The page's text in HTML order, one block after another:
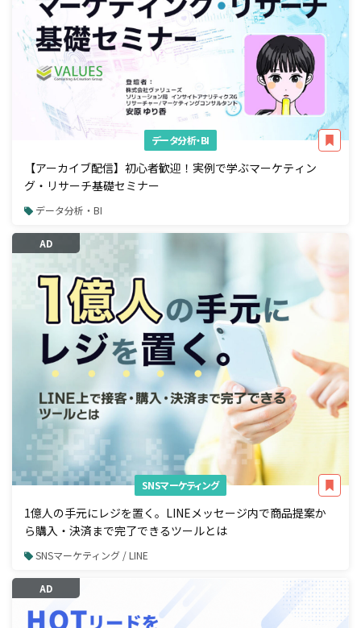
データ分析・BI
【アーカイブ配信】初心者歓迎！実例で学ぶマーケティン
グ・リサーチ基礎セミナー
データ分析・BI
AD
SNSマーケティング
1億人の手元にレジを置く。LINEメッセージ内で商品提案か
ら購入・決済まで完了できるツールとは
SNSマーケティング / LINE
AD